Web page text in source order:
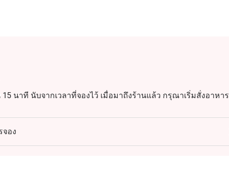
นาที นับจากเวลาที่จองไว้ เมื่อมาถึงร้านแล้ว กรุณาเริ่มสั่งอาหาร
เพิ่มเติม
าทีแรกแล้ว บิลจะถูกปิดเพื่อป้องกันการสั่งอาหารซ้ำผ่านแอป หาก
ม ร้านจะเปิดบิลใหม่ โดยบิลใหม่นี้จะ ไม่ส่งผลกระทบหรือทำให้
รจอง
จอง